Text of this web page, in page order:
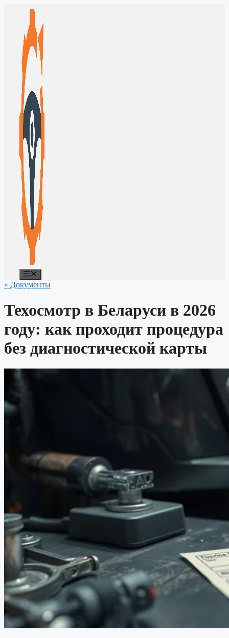
Перейти
содержимому
« Документы
Техосмотр в Беларуси в 2026
году: как проходит процедура
без диагностической карты